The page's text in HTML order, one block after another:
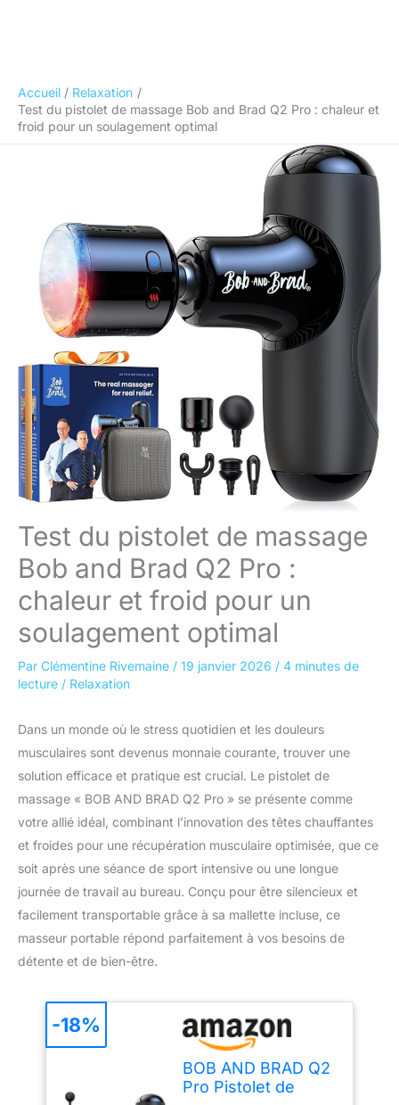
Accueil
Relaxation
Test du pistolet de massage Bob and Brad Q2 Pro : chaleur et
froid pour un soulagement optimal
Test du pistolet de massage
Bob and Brad Q2 Pro :
chaleur et froid pour un
soulagement optimal
Par Clémentine Rivemaine / 19 janvier 2026 / 4 minutes de
lecture / Relaxation
Dans un monde où le stress quotidien et les douleurs
musculaires sont devenus monnaie courante, trouver une
solution efficace et pratique est crucial. Le pistolet de
massage « BOB AND BRAD Q2 Pro » se présente comme
votre allié idéal, combinant l’innovation des têtes chauffantes
et froides pour une récupération musculaire optimisée, que ce
soit après une séance de sport intensive ou une longue
journée de travail au bureau. Conçu pour être silencieux et
facilement transportable grâce à sa mallette incluse, ce
masseur portable répond parfaitement à vos besoins de
détente et de bien-être.
BOB AND BRAD Q2
Pro Pistolet de
-18%